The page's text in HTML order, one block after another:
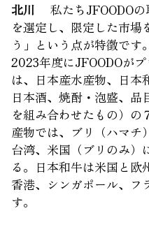
北川
私たちJFOODO
を選定し、限定した市場
う」という点が特徴です。
2023年度にJFOODOが
は、日本産水産物、日本
日本酒、焼酎・泡盛、品
を組み合わせたもの）の
産物では、ブリ（ハマチ
台湾、米国（ブリのみ）
る。日本和牛は米国と欧
香港、シンガポール、フ
す。